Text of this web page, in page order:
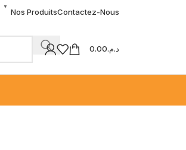
▼
Nos ProduitsContactez-Nous
د.م.0.00